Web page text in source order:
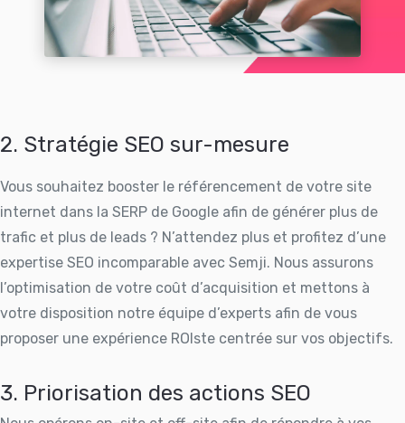
2. Stratégie SEO sur-mesure
Vous souhaitez booster le référencement de votre site
internet dans la SERP de Google afin de générer plus de
trafic et plus de leads ? N’attendez plus et profitez d’une
expertise SEO incomparable avec Semji. Nous assurons
l’optimisation de votre coût d’acquisition et mettons à
votre disposition notre équipe d’experts afin de vous
proposer une expérience ROIste centrée sur vos objectifs.
3. Priorisation des actions SEO